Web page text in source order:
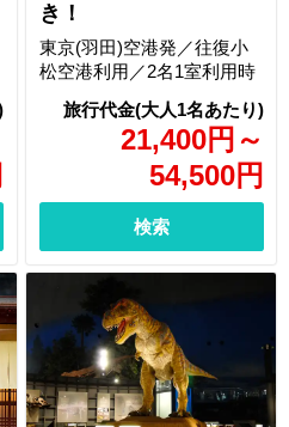
き！
21,400円 ～
54,500円
東京(羽田)空港発／往復小
松空港利用／2名1室利用時
検索